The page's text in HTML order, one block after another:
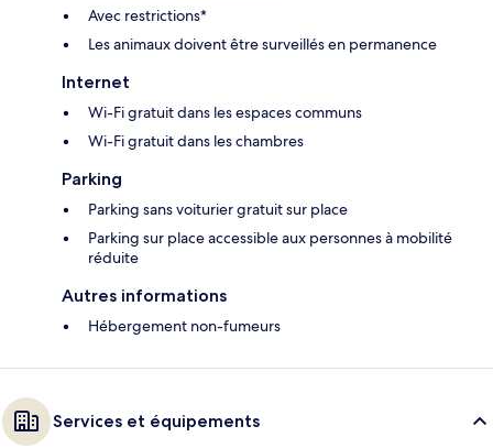
Avec restrictions*
Les animaux doivent être surveillés en permanence
Internet
Wi-Fi gratuit dans les espaces communs
Wi-Fi gratuit dans les chambres
Parking
Parking sans voiturier gratuit sur place
Parking sur place accessible aux personnes à mobilité
réduite
Autres informations
Hébergement non-fumeurs
Services et équipements